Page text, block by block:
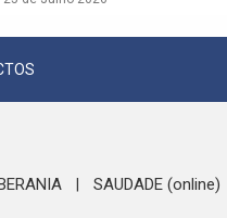
SAUDADE (online)